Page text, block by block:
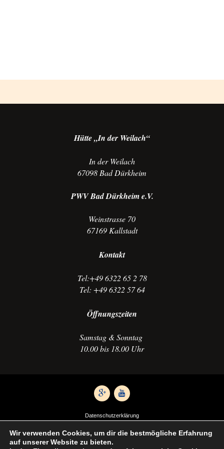
Hütte „In der Weilach“
In der Weilach
67098 Bad Dürkheim
PWV Bad Dürkheim e.V.
Weinstrasse 70
67169 Kallstadt
Kontakt
Tel:+49 6322 65 2 78
Tel: +49 6322 57 64
Öffnungszeiten
Samstag & Sonntag
10.00 bis 18.00 Uhr
Datenschutzerklärung
Wir verwenden Cookies, um dir die bestmögliche Erfahrung
auf unserer Website zu bieten.